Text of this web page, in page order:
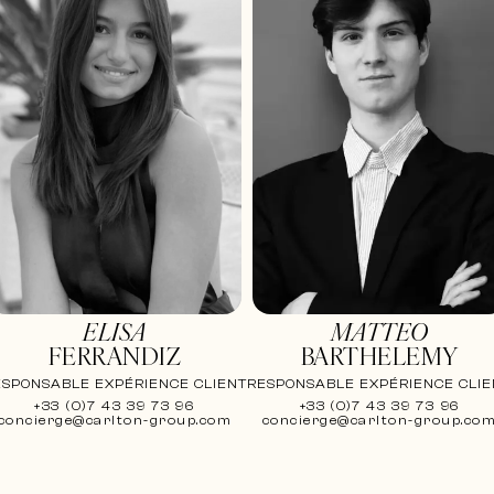
ELISA
FERRANDIZ
EXPÉRIENCE CLIENT
+33 (0)7 43 39 73 96
group.com
MATTEO
BARTHELEMY
RESPONSABLE EXPÉRIENCE
+33 (0)7 43 39 73 96
concierge@carlton-